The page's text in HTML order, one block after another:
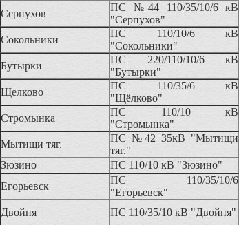
Серпухов
ПС №44 110/35/10/6 кВ
"Серпухов"
Сокольники
ПС 110/10/6 кВ
"Сокольники"
Бутырки
ПС 220/110/10/6 кВ
"Бутырки"
Щелково
ПС 110/35/6 кВ
"Щёлково"
Стромынка
ПС 110/10 кВ
"Стромынка"
Мытищи тяг.
ПС №42 35кВ "Мытищи
тяг."
Зюзино ПС 110/10 кВ "Зюзино"
Егорьевск
ПС 110/35/10/6
"Егорьевск"
Двойня ПС 110/35/10 кВ "Двойня"